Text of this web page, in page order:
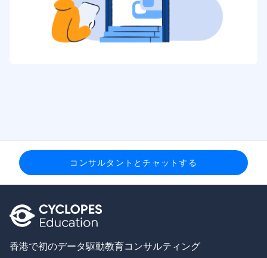
コンサルタントとチャットする
香港で初のデータ駆動教育コンサルティング